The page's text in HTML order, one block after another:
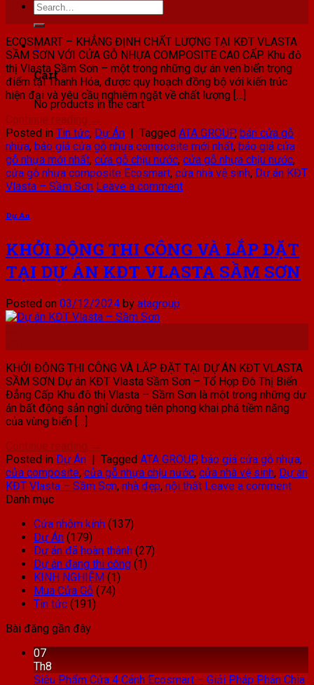
Search
for:
0
Cart
No products in the cart.
ECOSMART – KHẲNG ĐỊNH CHẤT LƯỢNG TẠI KĐT VLASTA
SẦM SƠN VỚI CỬA GỖ NHỰA COMPOSITE CA0 CẤP. Khu đô
thị Vlasta Sầm Sơn – một trong những dự án ven biển trọng
điểm tại Thanh Hóa, được quy hoạch đồng bộ với kiến trúc
hiện đại và yêu cầu nghiêm ngặt về chất lượng […]
Continue reading →
Posted in Tin tức, Dự Án | Tagged ATA GROUP, bán cửa gỗ
nhựa, báo giá cửa gỗ nhựa composite mới nhất, báo giá cửa
gỗ nhựa mới nhất, cửa gỗ chịu nước, cửa gỗ nhựa chịu nước,
cửa gỗ nhựa composite Ecosmart, cửa nhà vệ sinh, Dự án KĐT
Vlasta – Sầm Sơn Leave a comment
Dự Án
KHỞI ĐỘNG THI CÔNG VÀ LẮP ĐẶT
TẠI DỰ ÁN KĐT VLASTA SẦM SƠN
Posted on 03/12/2024 by atagroup
KHỞI ĐỘNG THI CÔNG VÀ LẮP ĐẶT TẠI DỰ ÁN KĐT VLASTA
SẦM SƠN Dự án KĐT Vlasta Sầm Sơn – Tổ Hợp Đô Thị Biển
Đẳng Cấp Khu đô thị Vlasta – Sầm Sơn là một trong những dự
án bất động sản nghỉ dưỡng tiên phong khai phá tiềm năng
của vùng biển […]
Continue reading →
Posted in Dự Án | Tagged ATA GROUP, báo giá cửa gỗ nhựa,
cửa composite, cửa gỗ nhựa chịu nước, cửa nhà vệ sinh, Dự án
KĐT Vlasta – Sầm Sơn, nhà đẹp, nội thất Leave a comment
Danh mục
Cửa nhôm kính (137)
Dự Án (179)
Dự án đã hoàn thành (27)
Dự án đang thi công (1)
KINH NGHIỆM (1)
Mua Cửa Gỗ (74)
Tin tức (191)
Bài đăng gần đây
07
Th8
Siêu Phẩm Cửa 4 Cánh Ecosmart – Giải Pháp Phân Chia